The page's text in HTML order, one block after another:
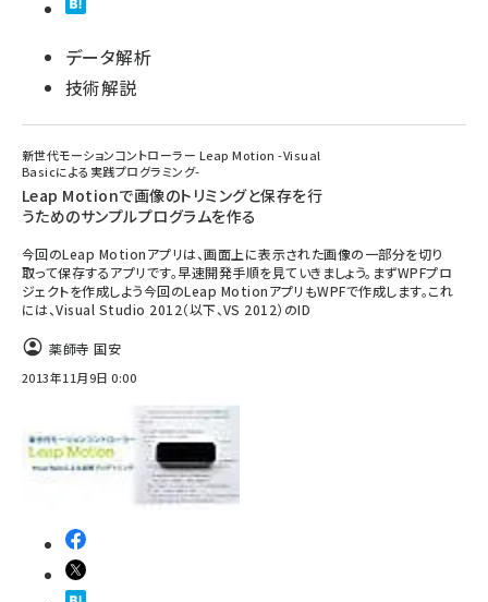
データ解析
技術解説
新世代モーションコントローラー Leap Motion -Visual
Basicによる実践プログラミング-
Leap Motionで画像のトリミングと保存を行
うためのサンプルプログラムを作る
今回のLeap Motionアプリは、画面上に表示された画像の一部分を切り
取って保存するアプリです。早速開発手順を見ていきましょう。まずWPFプロ
ジェクトを作成しよう今回のLeap MotionアプリもWPFで作成します。これ
には、Visual Studio 2012（以下、VS 2012）のID
薬師寺 国安
2013年11月9日 0:00